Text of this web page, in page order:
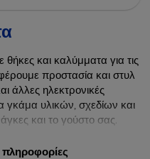
και καλύμματα για τις
προστασία και στυλ
άλλες ηλεκτρονικές
γκάμα υλικών, σχεδίων και
και το γούστο σας.
δίνετε ένα